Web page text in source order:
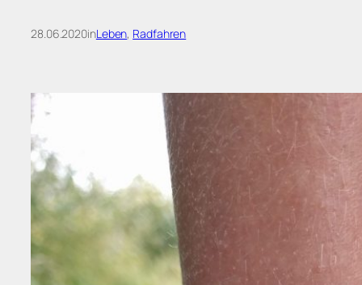
28.06.2020inLeben, Radfahren